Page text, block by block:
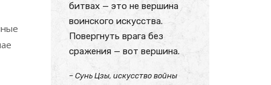
битвах — это не вершина
воинского искусства.
Повергнуть врага без
сражения — вот вершина.
– Сунь Цзы, искусство войны